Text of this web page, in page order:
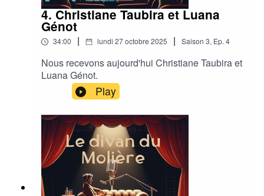
4. Christiane Taubira et Luana
Génot
34:00 | lundi 27 octobre 2025 | Saison 3, Ep.4
Nous recevons aujourd'hui Christiane Taubira et
Luana Génot.
Play